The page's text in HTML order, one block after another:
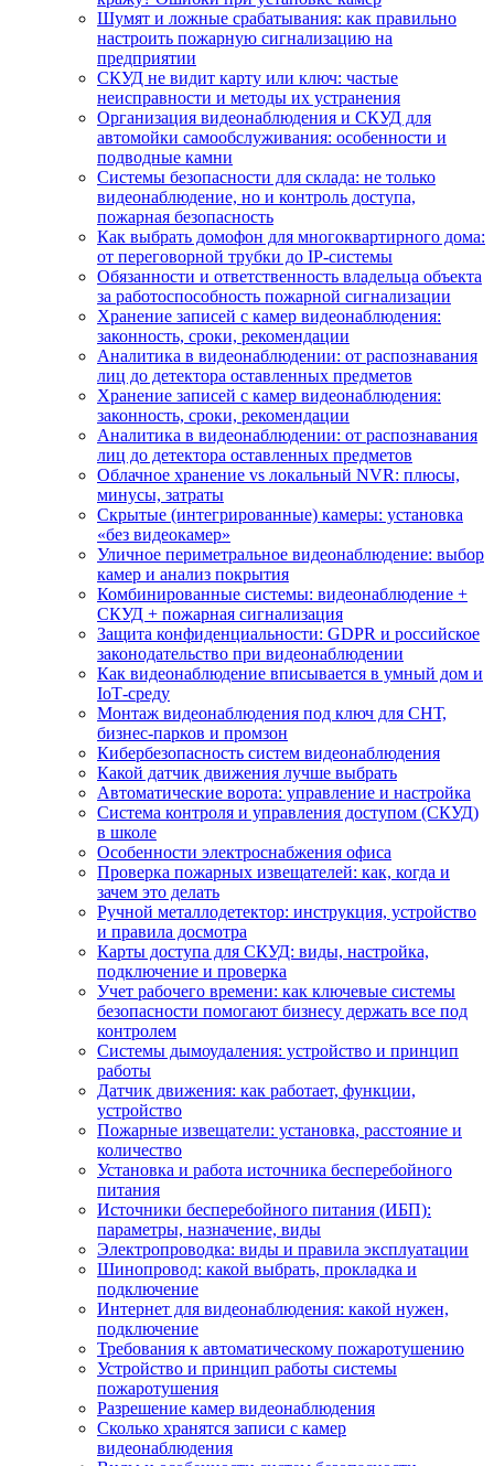
Шумят и ложные срабатывания: как правильно
настроить пожарную сигнализацию на
предприятии
СКУД не видит карту или ключ: частые
неисправности и методы их устранения
Организация видеонаблюдения и СКУД для
автомойки самообслуживания: особенности и
подводные камни
Системы безопасности для склада: не только
видеонаблюдение, но и контроль доступа,
пожарная безопасность
Как выбрать домофон для многоквартирного дома:
от переговорной трубки до IP-системы
Обязанности и ответственность владельца объекта
за работоспособность пожарной сигнализации
Хранение записей с камер видеонаблюдения:
законность, сроки, рекомендации
Аналитика в видеонаблюдении: от распознавания
лиц до детектора оставленных предметов
Хранение записей с камер видеонаблюдения:
законность, сроки, рекомендации
Аналитика в видеонаблюдении: от распознавания
лиц до детектора оставленных предметов
Облачное хранение vs локальный NVR: плюсы,
минусы, затраты
Скрытые (интегрированные) камеры: установка
«без видеокамер»
Уличное периметральное видеонаблюдение: выбор
камер и анализ покрытия
Комбинированные системы: видеонаблюдение +
СКУД + пожарная сигнализация
Защита конфиденциальности: GDPR и российское
законодательство при видеонаблюдении
Как видеонаблюдение вписывается в умный дом и
IoT‑среду
Монтаж видеонаблюдения под ключ для СНТ,
бизнес‑парков и промзон
Кибербезопасность систем видеонаблюдения
Какой датчик движения лучше выбрать
Автоматические ворота: управление и настройка
Система контроля и управления доступом (СКУД)
в школе
Особенности электроснабжения офиса
Проверка пожарных извещателей: как, когда и
зачем это делать
Ручной металлодетектор: инструкция, устройство
и правила досмотра
Карты доступа для СКУД: виды, настройка,
подключение и проверка
Учет рабочего времени: как ключевые системы
безопасности помогают бизнесу держать все под
контролем
Системы дымоудаления: устройство и принцип
работы
Датчик движения: как работает, функции,
устройство
Пожарные извещатели: установка, расстояние и
количество
Установка и работа источника бесперебойного
питания
Источники бесперебойного питания (ИБП):
параметры, назначение, виды
Электропроводка: виды и правила эксплуатации
Шинопровод: какой выбрать, прокладка и
подключение
Интернет для видеонаблюдения: какой нужен,
подключение
Требования к автоматическому пожаротушению
Устройство и принцип работы системы
пожаротушения
Разрешение камер видеонаблюдения
Сколько хранятся записи с камер
видеонаблюдения